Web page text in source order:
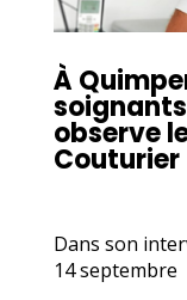
À
observe
Couturier
Dans son
14 septembre